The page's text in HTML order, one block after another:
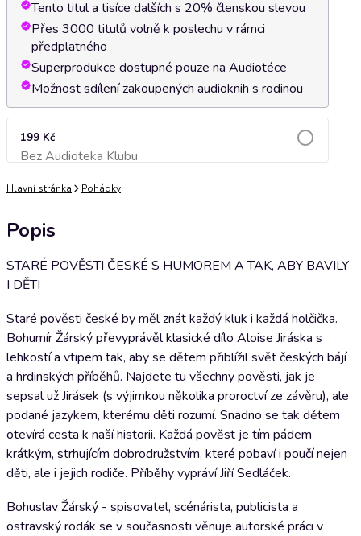
Tento titul a tisíce dalších s 20% členskou slevou
Přes 3000 titulů volně k poslechu v rámci
předplatného
Superprodukce dostupné pouze na Audiotéce
Možnost sdílení zakoupených audioknih s rodinou
199 Kč
Bez Audioteka KlubuPřidat do košíku
Hlavní stránka Pohádky
Popis
STARÉ POVĚSTI ČESKÉ S HUMOREM A TAK, ABY BAVILY
I DĚTI
Staré pověsti české by měl znát každý kluk i každá holčička.
Bohumír Žárský převyprávěl klasické dílo Aloise Jiráska s
lehkostí a vtipem tak, aby se dětem přiblížil svět českých bájí
a hrdinských příběhů. Najdete tu všechny pověsti, jak je
sepsal už Jirásek (s výjimkou několika proroctví ze závěru), ale
podané jazykem, kterému děti rozumí. Snadno se tak dětem
otevírá cesta k naší historii. Každá pověst je tím pádem
krátkým, strhujícím dobrodružstvím, které pobaví i poučí nejen
děti, ale i jejich rodiče. Příběhy vypráví Jiří Sedláček.
Bohuslav Žárský - spisovatel, scénárista, publicista a
ostravský rodák se v současnosti věnuje autorské práci v